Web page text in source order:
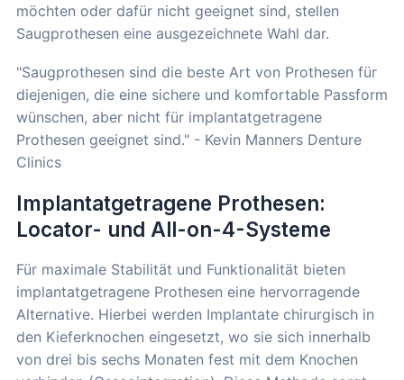
möchten oder dafür nicht geeignet sind, stellen
Saugprothesen eine ausgezeichnete Wahl dar.
"Saugprothesen sind die beste Art von Prothesen für
diejenigen, die eine sichere und komfortable Passform
wünschen, aber nicht für implantatgetragene
Prothesen geeignet sind." - Kevin Manners Denture
Clinics
Implantatgetragene Prothesen:
Locator- und All-on-4-Systeme
Für maximale Stabilität und Funktionalität bieten
implantatgetragene Prothesen eine hervorragende
Alternative. Hierbei werden Implantate chirurgisch in
den Kieferknochen eingesetzt, wo sie sich innerhalb
von drei bis sechs Monaten fest mit dem Knochen